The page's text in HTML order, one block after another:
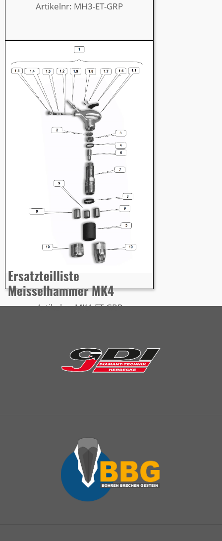
Artikelnr: MH3-ET-GRP
Ersatzteilliste
Meisselhammer MK4
Artikelnr: MK4-ET-GRP